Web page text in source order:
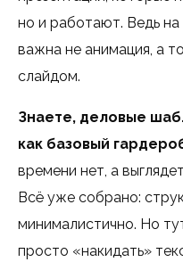
но и работают. Ведь
важна не анимация, а
слайдом.
Знаете, деловые
как базовый
времени нет, а
Всё уже собрано:
минималистично. Но
просто «накидать»